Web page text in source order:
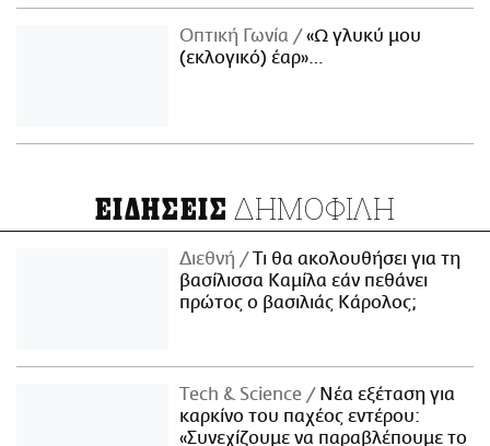
Οπτική Γωνία
«Ω γλυκύ μου
(εκλογικό) έαρ»…
ΕΙΔΗΣΕΙΣ ΔΗΜΟΦΙΛΗ
Διεθνή
Τι θα ακολουθήσει για τη
βασίλισσα Καμίλα εάν πεθάνει
πρώτος ο βασιλιάς Κάρολος;
Τech & Science
Νέα εξέταση για
καρκίνο του παχέος εντέρου:
«Συνεχίζουμε να παραβλέπουμε το